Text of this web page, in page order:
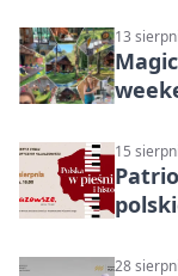
13
15
28